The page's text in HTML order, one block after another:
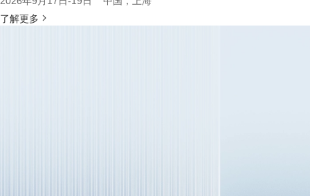
了解更多